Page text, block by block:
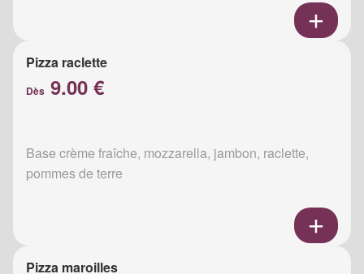
Pizza raclette
Dès 9.00 €
Base crème fraîche, mozzarella, jambon, raclette,
pommes de terre
Pizza maroilles